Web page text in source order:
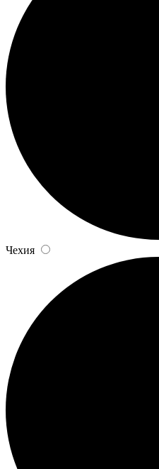
Чехия